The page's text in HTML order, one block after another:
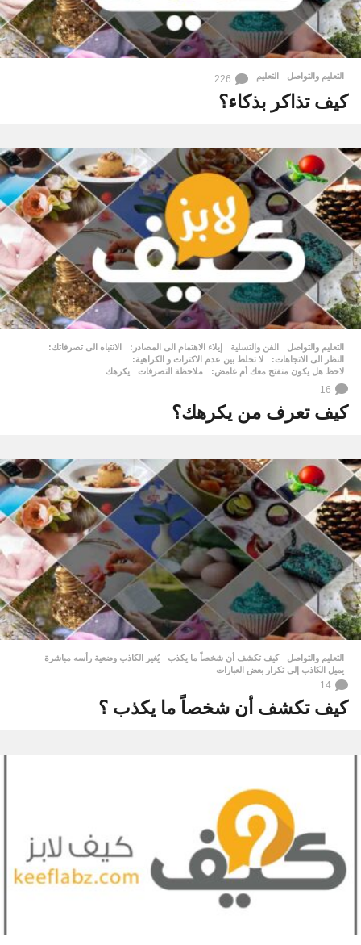
التعليم والتواصل التعليم 226
كيف تذاكر بذكاء؟
التعليم والتواصل ,
الفن والتسلية إيلاء الاهتمام الى المصادر: ,
الانتباه الى تصرفاتك:
النظر الى الاتجاهات:
,
لا تخلط بين عدم الاكتراث و الكراهية:
لاحظ هل يكون منفتح معك أم غامض:
,
ملاحظة التصرفات ,
يكرهك
16
كيف تعرف من يكرهك؟
التعليم والتواصل كيف تكشف أن شخصاً ما يكذب ,
يُغير الكاذب وضعية رأسه مباشرة
يميل الكاذب إلى تكرار بعض العبارات
14
كيف تكشف أن شخصاً ما يكذب ؟